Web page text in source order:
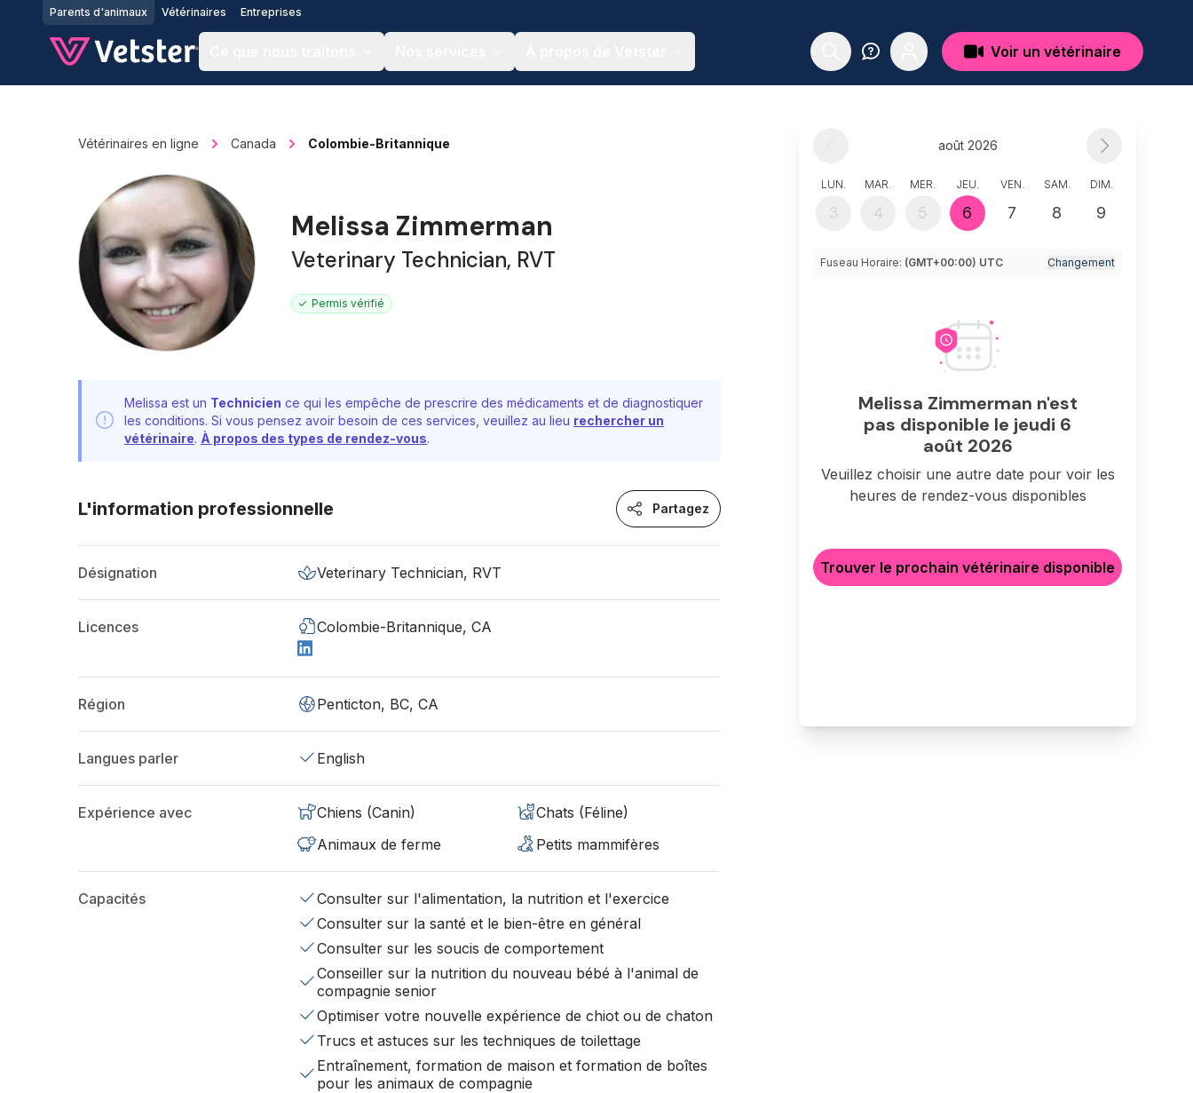
Jump to main content
Parents d'animaux Vétérinaires Entreprises
Voir un vétérinaire
Vétérinaires en ligne Canada Colombie-Britannique
Melissa Zimmerman
Veterinary Technician, RVT
Permis vérifié
Melissa est un Technicien ce qui les empêche de prescrire des médicaments et de diagnostiquer
les conditions. Si vous pensez avoir besoin de ces services, veuillez au lieu rechercher un
vétérinaire. À propos des types de rendez-vous.
L'information professionnelle Partagez
Désignation Veterinary Technician, RVT
Licences Colombie-Britannique, CA
Région Penticton, BC, CA
Langues parler English
Expérience avec Chiens (Canin)
Chats (Féline)
Animaux de ferme
Petits mammifères
Capacités
Consulter sur l'alimentation, la nutrition et l'exercice
Consulter sur la santé et le bien-être en général
Consulter sur les soucis de comportement
Conseiller sur la nutrition du nouveau bébé à l'animal de
compagnie senior
Optimiser votre nouvelle expérience de chiot ou de chaton
Trucs et astuces sur les techniques de toilettage
Entraînement, formation de maison et formation de boîtes
pour les animaux de compagnie
août 2026
LUN.
3
MAR.
4
MER.
5
JEU.
6
VEN.
7
SAM.
8
DIM.
9
Fuseau Horaire: (GMT+00:00) UTC Changement
Melissa Zimmerman n'est
pas disponible le jeudi 6
août 2026
Veuillez choisir une autre date pour voir les
heures de rendez-vous disponibles
Trouver le prochain vétérinaire disponible